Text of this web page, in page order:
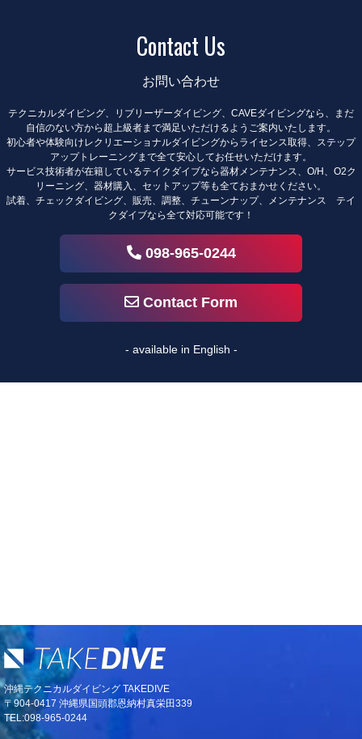
Contact Us
お問い合わせ
テクニカルダイビング、リブリーザーダイビング、CAVEダイビングなら、まだ
自信のない方から超上級者まで満足いただけるようご案内いたします。
初心者や体験向けレクリエーショナルダイビングからライセンス取得、ステップ
アップトレーニングまで全て安心してお任せいただけます。
サービス技術者が在籍しているテイクダイブなら器材メンテナンス、O/H、O2ク
リーニング、器材購入、セットアップ等も全ておまかせください。
試着、チェックダイビング、販売、調整、チューンナップ、メンテナンス テイ
クダイブなら全て対応可能です！
098-965-0244
Contact Form
- available in English -
沖縄テクニカルダイビング TAKEDIVE
〒904-0417 沖縄県国頭郡恩納村真栄田339
TEL:098-965-0244